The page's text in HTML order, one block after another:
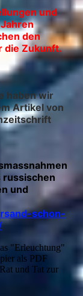
und
den
die Zukunft.
haben wir
Artikel von
russischen
und
schon-
"Erleuchtung"
als PDF
und Tat zur